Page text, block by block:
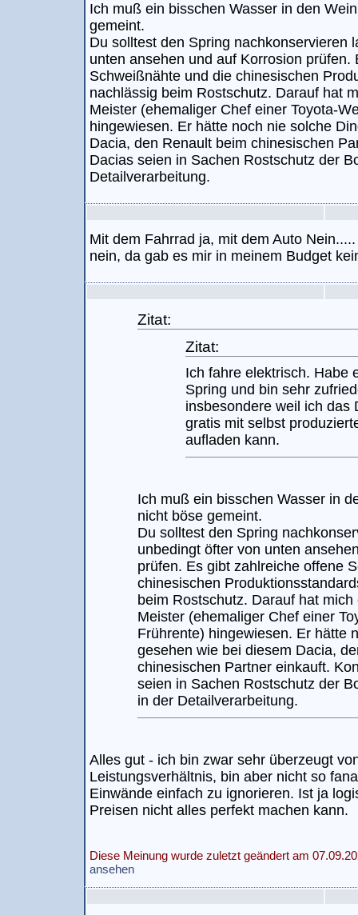
Ich muß ein bisschen Wasser in den
gemeint.
Du solltest den Spring nachkonservieren
unten ansehen und auf Korrosion prüfen.
Schweißnähte und die chinesischen
nachlässig beim Rostschutz. Darauf hat
Meister (ehemaliger Chef einer Toyota-
hingewiesen. Er hätte noch nie solche
Dacia, den Renault beim chinesischen
Dacias seien in Sachen Rostschutz der
Detailverarbeitung.
Mit dem Fahrrad ja, mit dem Auto
nein, da gab es mir in meinem Budget
Zitat:
Zitat:
Ich fahre elektrisch. Habe
Spring und bin sehr
insbesondere weil ich das
gratis mit selbst
aufladen kann.
Ich muß ein bisschen Wasser in
nicht böse gemeint.
Du solltest den Spring
unbedingt öfter von unten
prüfen. Es gibt zahlreiche offene
chinesischen
beim Rostschutz. Darauf hat
Meister (ehemaliger Chef einer
Frührente) hingewiesen. Er hätte
gesehen wie bei diesem Dacia,
chinesischen Partner einkauft.
seien in Sachen Rostschutz der
in der Detailverarbeitung.
Alles gut - ich bin zwar sehr überzeugt
Leistungsverhältnis, bin aber nicht so
Einwände einfach zu ignorieren. Ist ja
Preisen nicht alles perfekt machen kann.
Diese Meinung wurde zuletzt geändert am
ansehen